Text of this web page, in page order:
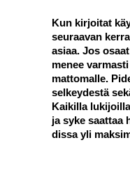
Kun kir­joi­tat
seu­raa­van
a­si­aa. Jos
menee
mat­to­mal­le.
sel­key­des­tä
Kai­kil­la
ja syke saat­taa
dis­sa yli